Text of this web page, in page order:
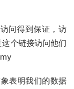
问得到保证，访
个链接访问他们
表明我们的数据